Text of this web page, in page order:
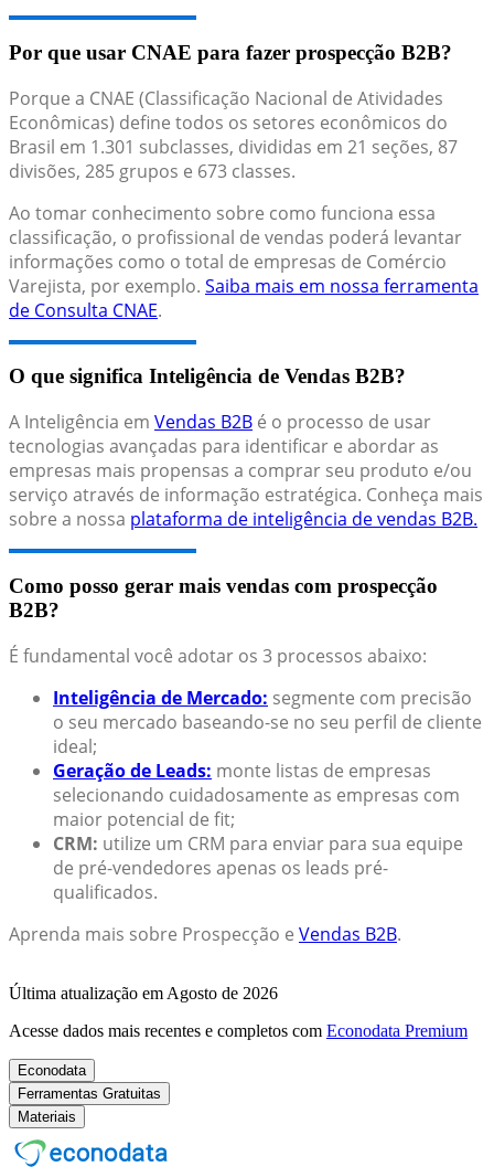
Por que usar CNAE para fazer prospecção B2B?
Porque a CNAE (Classificação Nacional de Atividades
Econômicas) define todos os setores econômicos do
Brasil em 1.301 subclasses, divididas em 21 seções, 87
divisões, 285 grupos e 673 classes.
Ao tomar conhecimento sobre como funciona essa
classificação, o profissional de vendas poderá levantar
informações como o total de empresas de Comércio
Varejista, por exemplo. Saiba mais em nossa ferramenta
de Consulta CNAE.
O que significa Inteligência de Vendas B2B?
A Inteligência em Vendas B2B é o processo de usar
tecnologias avançadas para identificar e abordar as
empresas mais propensas a comprar seu produto e/ou
serviço através de informação estratégica. Conheça mais
sobre a nossa plataforma de inteligência de vendas B2B.
Como posso gerar mais vendas com prospecção
B2B?
É fundamental você adotar os 3 processos abaixo:
Inteligência de Mercado: segmente com precisão
o seu mercado baseando-se no seu perfil de cliente
ideal;
Geração de Leads: monte listas de empresas
selecionando cuidadosamente as empresas com
maior potencial de fit;
CRM: utilize um CRM para enviar para sua equipe
de pré-vendedores apenas os leads pré-
qualificados.
Aprenda mais sobre Prospecção e Vendas B2B.
Última atualização em Agosto de 2026
Acesse dados mais recentes e completos com Econodata Premium
Econodata
Ferramentas Gratuitas
Materiais